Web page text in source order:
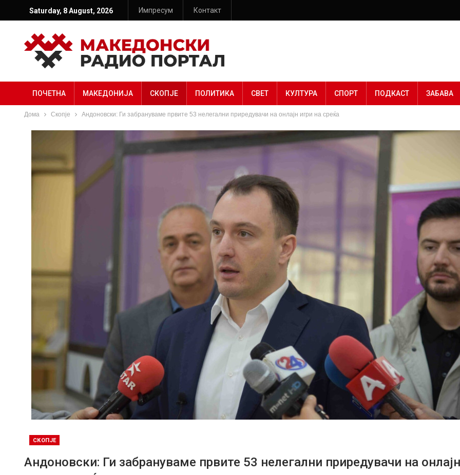
Saturday, 8 August, 2026 Импресум Контакт
ПОЧЕТНА МАКЕДОНИЈА СКОПЈЕ ПОЛИТИКА СВЕТ КУЛТУРА СПОРТ ПОДКАСТ ЗАБАВА
Дома Скопје Андоновски: Ги забрануваме првите 53 нелегални приредувачи на онлајн игри на среќа
СКОПЈЕ
Андоновски: Ги забрануваме првите 53 нелегални приредувачи на онлајн